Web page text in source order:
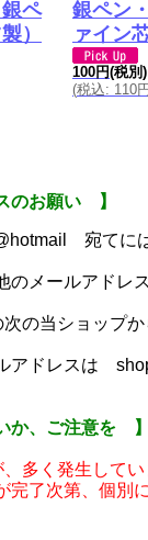
ペ
）
銀ペン
ァイン
100円(税別)
(税込: 110円
のお願い 】
宛てには
のメールアドレ
の当ショップ
アドレスは
か、ご注意を 】
多く発生してい
完了次第、個別